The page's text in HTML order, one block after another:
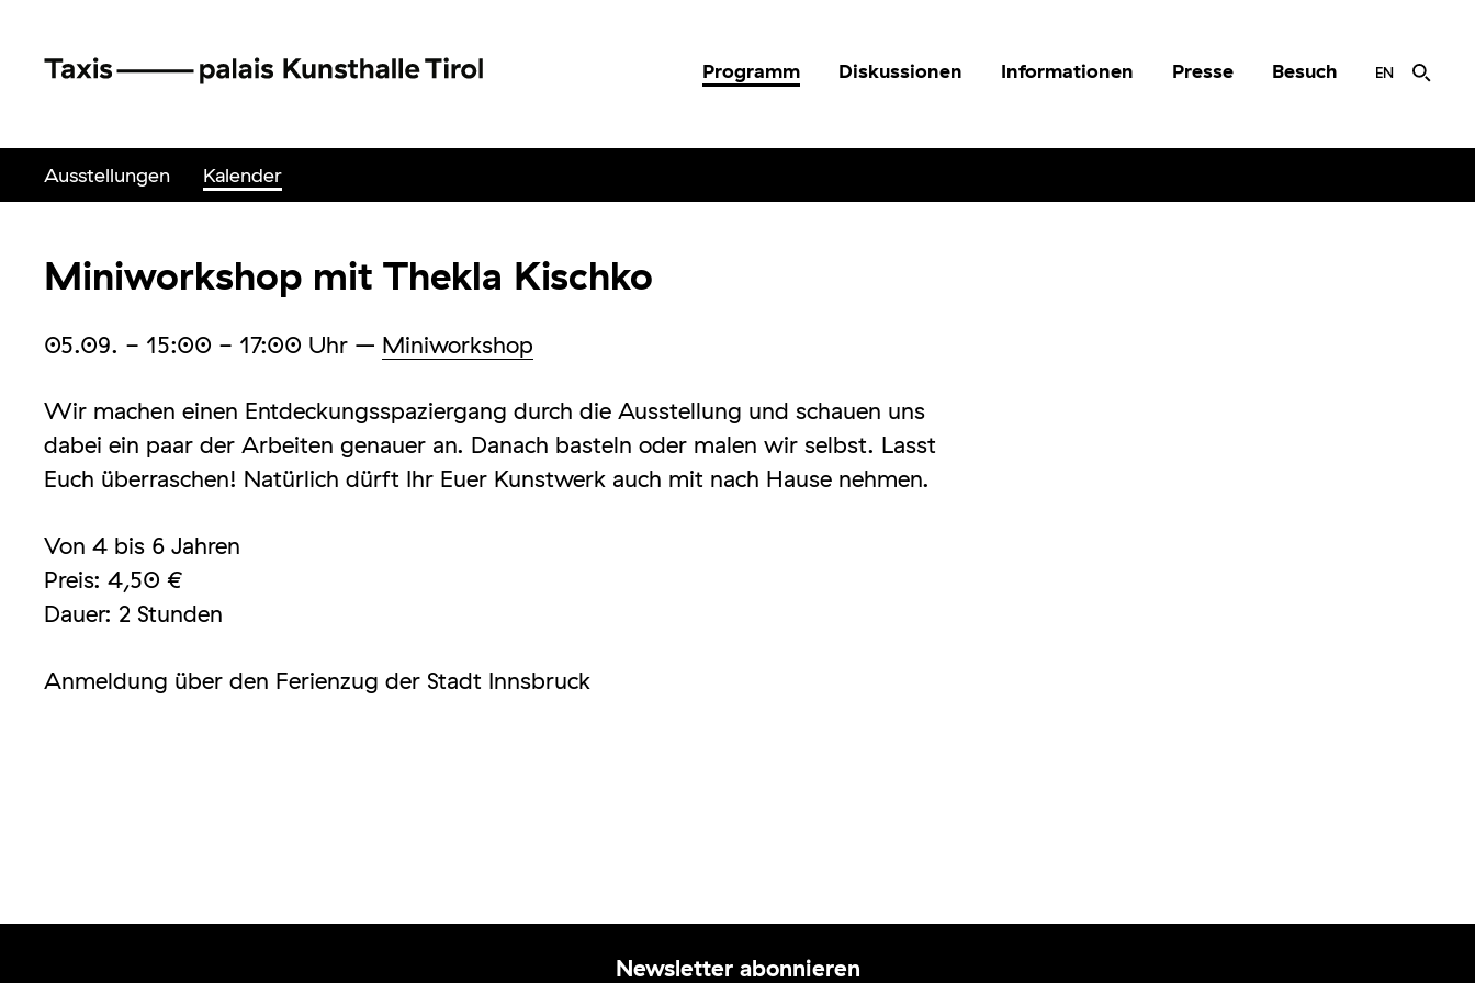
Programm Diskussionen Informationen Presse Besuch EN
Ausstellungen Kalender
Miniworkshop mit Thekla Kischko
05.09. - 15:00 - 17:00 Uhr – Miniworkshop
Wir machen einen Entdeckungsspaziergang durch die Ausstellung und schauen uns
dabei ein paar der Arbeiten genauer an. Danach basteln oder malen wir selbst. Lasst
Euch überraschen! Natürlich dürft Ihr Euer Kunstwerk auch mit nach Hause nehmen.
Von 4 bis 6 Jahren
Preis: 4,50 €
Dauer: 2 Stunden
Anmeldung über den Ferienzug der Stadt Innsbruck